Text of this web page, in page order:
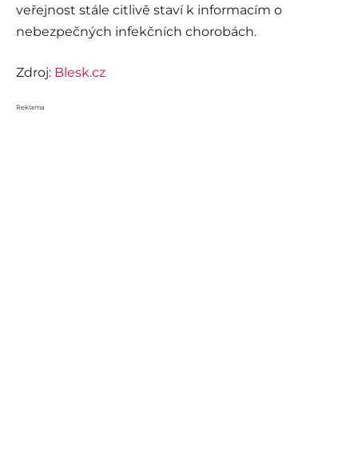
veřejnost stále citlivě staví k informacím o
nebezpečných infekčních chorobách.
Zdroj: Blesk.cz
Reklama